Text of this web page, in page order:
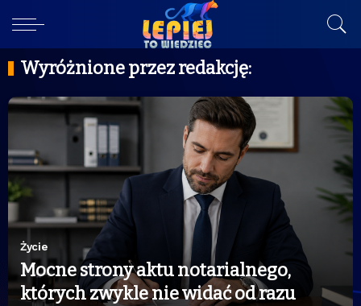
Wyróżnione przez redakcję:
Życie
Mocne strony aktu notarialnego,
których zwykle nie widać od razu